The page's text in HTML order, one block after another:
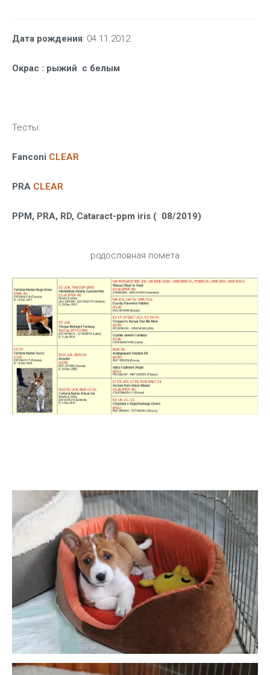
Дата рождения: 04.11.2012
Окрас : рыжий с белым
Тесты:
Fanconi CLEAR
PRA CLEAR
PPM, PRA, RD, Cataract-ppm iris ( 08/2019)
родословная помета